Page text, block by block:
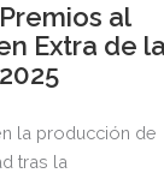
al
Extra de
la producción de
tras la